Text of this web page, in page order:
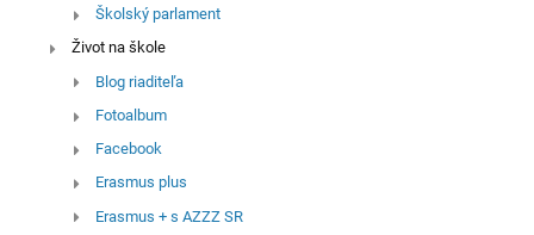
Školský parlament
Život na škole
Blog riaditeľa
Fotoalbum
Facebook
Erasmus plus
Erasmus + s AZZZ SR